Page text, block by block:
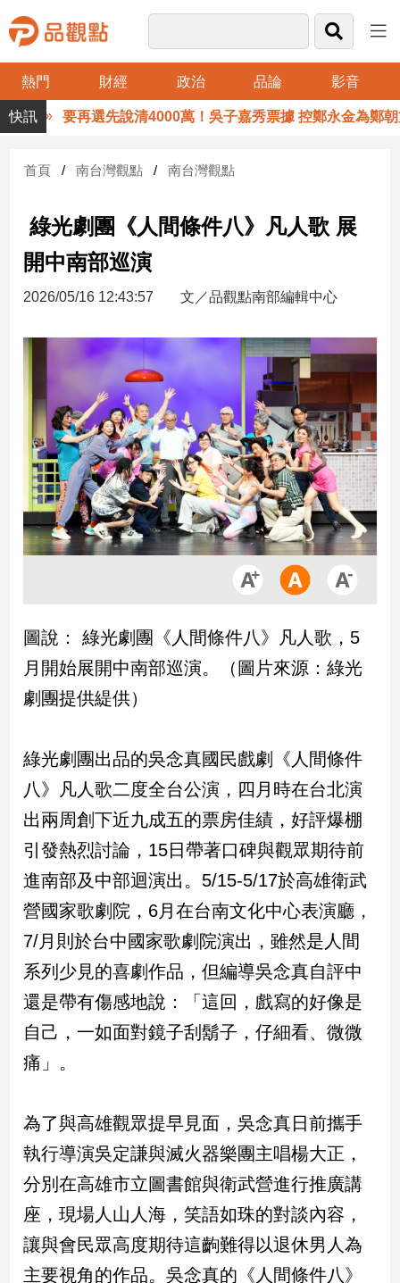
熱門 財經 政治 品論 影音
品
觀
財
台
財
新
產
市
房
地
產
品
治
政
治
焦
品
觀
點
民
調
國
會
點
觀
點
兩
岸/
社
會/
地
方
新
病
毒
要再選先說清4000萬！吳子嘉秀票據 控鄭永金為鄭朝方
首頁 南台灣觀點 南台灣觀點
綠光劇團《人間條件八》凡人歌 展
開中南部巡演
2026/05/16 12:43:57 文／品觀點南部編輯中心
圖說： 綠光劇團《人間條件八》凡人歌，5
月開始展開中南部巡演。（圖片來源：綠光
劇團提供緹供）
綠光劇團出品的吳念真國民戲劇《人間條件
八》凡人歌二度全台公演，四月時在台北演
出兩周創下近九成五的票房佳績，好評爆棚
引發熱烈討論，15日帶著口碑與觀眾期待前
進南部及中部迴演出。5/15-5/17於高雄衛武
營國家歌劇院，6月在台南文化中心表演廳，
7/月則於台中國家歌劇院演出，雖然是人間
系列少見的喜劇作品，但編導吳念真自評中
還是帶有傷感地說：「這回，戲寫的好像是
自己，一如面對鏡子刮鬍子，仔細看、微微
痛」。
為了與高雄觀眾提早見面，吳念真日前攜手
執行導演吳定謙與滅火器樂團主唱楊大正，
分別在高雄市立圖書館與衛武營進行推廣講
座，現場人山人海，笑語如珠的對談內容，
讓與會民眾高度期待這齣難得以退休男人為
主要視角的作品。吳念真的《人間條件八》